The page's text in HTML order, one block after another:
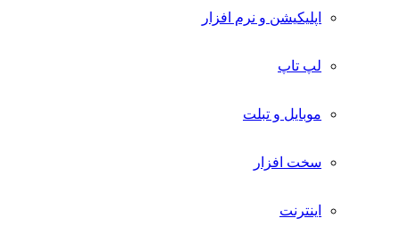
اپلیکیشن و نرم افزار
لپ تاپ
موبایل و تبلت
سخت افزار
اینترنت